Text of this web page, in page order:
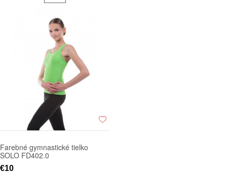
Farebné gymnastické tielko
SOLO FD402.0
€10